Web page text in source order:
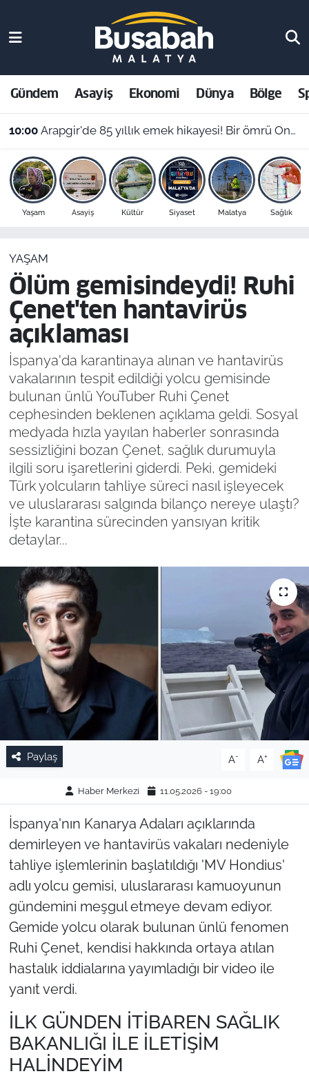
Gündem Asayiş Ekonomi Dünya Bölge
10:00 Arapgir'de 85 yıllık emek hikayesi! Bir ömrü Onar köyüne adadı
Yaşam Asayiş Kültür Siyaset Malatya Sağlık
YAŞAM
Ölüm gemisindeydi! Ruhi
Çenet'ten hantavirüs
açıklaması
İspanya'da karantinaya alınan ve hantavirüs
vakalarının tespit edildiği yolcu gemisinde
bulunan ünlü YouTuber Ruhi Çenet
cephesinden beklenen açıklama geldi. Sosyal
medyada hızla yayılan haberler sonrasında
sessizliğini bozan Çenet, sağlık durumuyla
ilgili soru işaretlerini giderdi. Peki, gemideki
Türk yolcuların tahliye süreci nasıl işleyecek
ve uluslararası salgında bilanço nereye ulaştı?
İşte karantina sürecinden yansıyan kritik
detaylar...
Paylaş A- A+
Haber Merkezi 11.05.2026 - 19:00
İspanya'nın Kanarya Adaları açıklarında
demirleyen ve hantavirüs vakaları nedeniyle
tahliye işlemlerinin başlatıldığı 'MV Hondius'
adlı yolcu gemisi, uluslararası kamuoyunun
gündemini meşgul etmeye devam ediyor.
Gemide yolcu olarak bulunan ünlü fenomen
Ruhi Çenet, kendisi hakkında ortaya atılan
hastalık iddialarına yayımladığı bir video ile
yanıt verdi.
İLK GÜNDEN İTİBAREN SAĞLIK
BAKANLIĞI İLE İLETİŞİM
HALİNDEYİM
Asayiş
Ekonomi
Dünya
Bölge
Resmi İlanlar
Malatya Nöbetçi Eczaneler
Malatya Hava Durumu
Malatya Namaz Vakitleri
Malatya Trafik Yoğunluk Haritası
Süper Lig Puan Durumu ve Fikstür
Son Dakika Haberleri
Haber Arşivi